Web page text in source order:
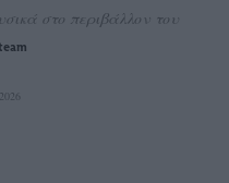
στο περιβάλλον του